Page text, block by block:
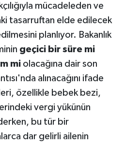
mücadeleden ve
tasarruftan elde edilecek
planlıyor. Bakanlık
geçici bir süre mi
miolacağına dair son
alınacağını ifade
özellikle bebek bezi,
vergi yükünün
bu tür bir
dar gelirli ailenin